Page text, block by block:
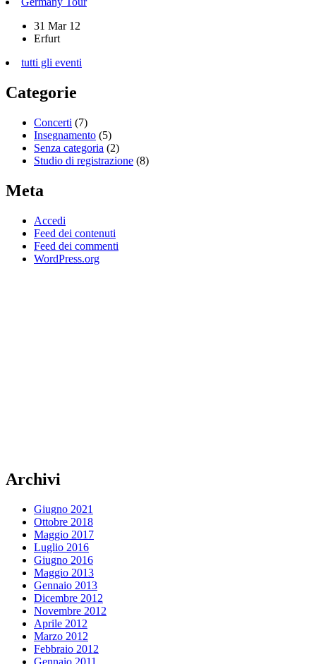
31 Mar 12
Erfurt
tutti gli eventi
Categorie
Concerti (7)
Insegnamento (5)
Senza categoria (2)
Studio di registrazione (8)
Meta
Accedi
Feed dei contenuti
Feed dei commenti
WordPress.org
Archivi
Giugno 2021
Ottobre 2018
Maggio 2017
Luglio 2016
Giugno 2016
Maggio 2013
Gennaio 2013
Dicembre 2012
Novembre 2012
Aprile 2012
Marzo 2012
Febbraio 2012
Gennaio 2011